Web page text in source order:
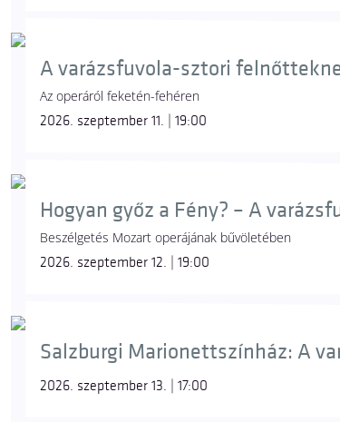
A varázsfuvola-sztori
Az operáról feketén-fehéren
2026. szeptember 11. | 19:00
Hogyan győz a Fény? – A
Beszélgetés Mozart operájának bűvöletében
2026. szeptember 12. | 19:00
Salzburgi Marionettszínház: A
2026. szeptember 13. | 17:00